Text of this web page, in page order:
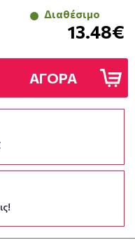
Διαθέσιμο
13.48€
ΑΓΟΡΑ